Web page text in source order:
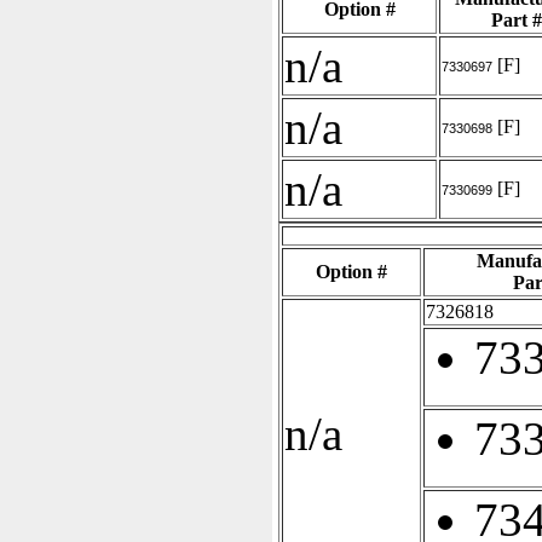
Option #
Part #
n/a 7330697 [F]
n/a 7330698 [F]
n/a 7330699 [F]
Option #
n/a
7326818